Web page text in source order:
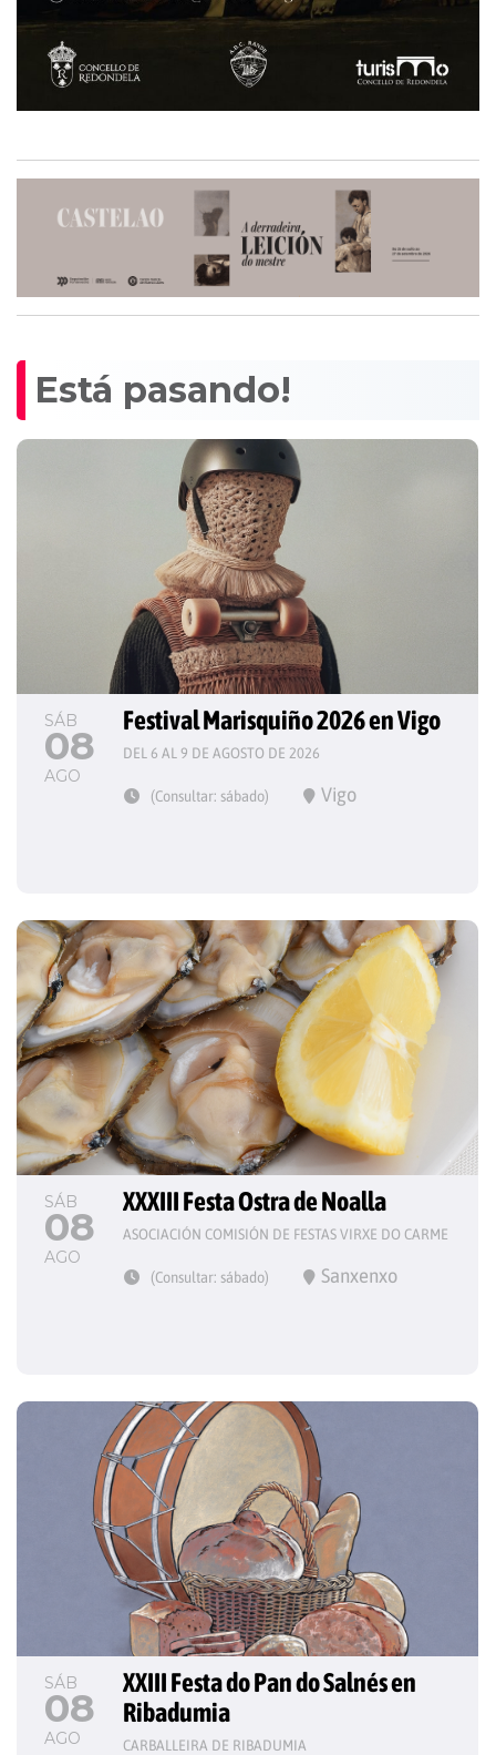
Está pasando!
SÁB
08
AGO
Festival Marisquiño 2026 en Vigo
DEL 6 AL 9 DE AGOSTO DE 2026
(Consultar: sábado) Vigo
SÁB
08
AGO
XXXIII Festa Ostra de Noalla
ASOCIACIÓN COMISIÓN DE FESTAS VIRXE DO CARME
(Consultar: sábado) Sanxenxo
SÁB
08
AGO
XXIII Festa do Pan do Salnés en
Ribadumia
CARBALLEIRA DE RIBADUMIA